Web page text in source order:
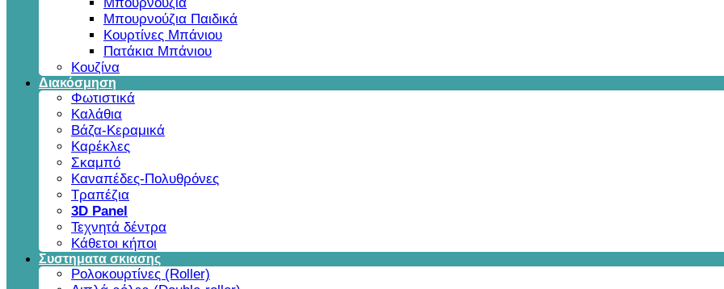
Μπουρνούζια Παιδικά
Κουρτίνες Μπάνιου
Πατάκια Μπάνιου
Κουζίνα
Διακόσμηση
Φωτιστικά
Καλάθια
Βάζα-Κεραμικά
Καρέκλες
Σκαμπό
Καναπέδες-Πολυθρόνες
Τραπέζια
3D Panel
Τεχνητά δέντρα
Κάθετοι κήποι
Συστηματα σκιασης
Ρολοκουρτίνες (Roller)